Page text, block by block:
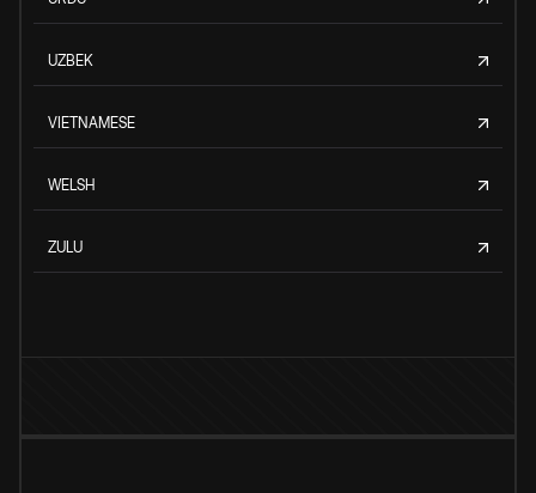
UZBEK
VIETNAMESE
WELSH
ZULU